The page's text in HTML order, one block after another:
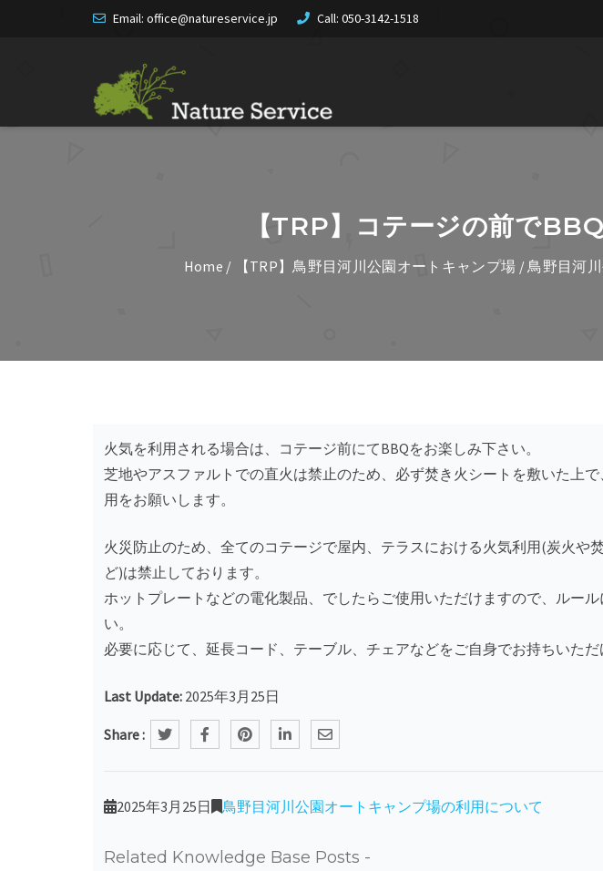
Email: office@natureservice.jp Call: 050-3142-1518
【TRP】コテージの前で
Home / 【TRP】鳥野目河川公園オートキャンプ場 /鳥野目河
火気を利用される場合は、コテージ前にてBBQをお楽しみ下さい。
芝地やアスファルトでの直火は禁止のため、必ず焚き火シートを敷いた上
用をお願いします。
火災防止のため、全てのコテージで屋内、テラスにおける火気利用(炭火や
ど)は禁止しております。
ホットプレートなどの電化製品、でしたらご使用いただけますので、ルー
い。
必要に応じて、延長コード、テーブル、チェアなどをご自身でお持ちいただ
Last Update: 2025年3月25日
Share :
2025年3月25日 鳥野目河川公園オートキャンプ場の利用について
Related Knowledge Base Posts -